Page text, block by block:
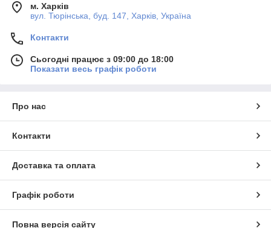
м. Харків
вул. Тюрінська, буд. 147, Харків, Україна
Контакти
Сьогодні працює з 09:00 до 18:00
Показати весь графік роботи
Про нас
Контакти
Доставка та оплата
Графік роботи
Повна версія сайту